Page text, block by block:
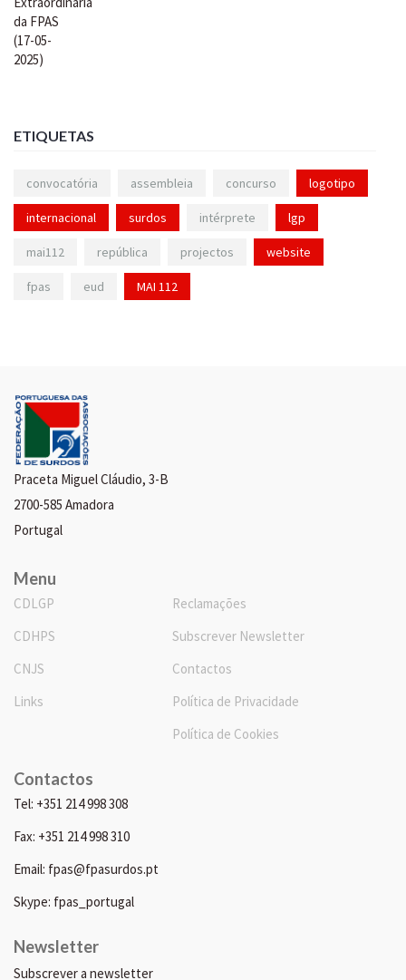
ETIQUETAS
convocatória assembleia concurso logotipo
internacional surdos intérprete lgp
mai112 república projectos website
fpas eud MAI 112
Praceta Miguel Cláudio, 3-B
2700-585 Amadora
Portugal
Menu
CDLGP
CDHPS
CNJS
Links
Reclamações
Subscrever Newsletter
Contactos
Política de Privacidade
Política de Cookies
Contactos
Tel: +351 214 998 308
Fax: +351 214 998 310
Email: fpas@fpasurdos.pt
Skype: fpas_portugal
Newsletter
Subscrever a newsletter